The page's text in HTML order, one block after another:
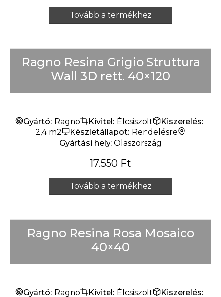
Tovább a termékhez
Ragno Resina Grigio Struttura
Wall 3D rett. 40×120
Gyártó: Ragno Kivitel: Élcsiszolt
Kiszerelés:
2,4 m2
Készletállapot: Rendelésre
Gyártási hely: Olaszország
17.550 Ft
Tovább a termékhez
Ragno Resina Rosa Mosaico
40×40
Gyártó: Ragno Kivitel: Élcsiszolt Kiszerelés: